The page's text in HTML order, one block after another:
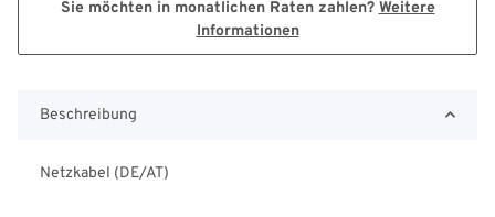
Sie möchten in monatlichen Raten zahlen? Weitere
Informationen
Beschreibung
Netzkabel (DE/AT)